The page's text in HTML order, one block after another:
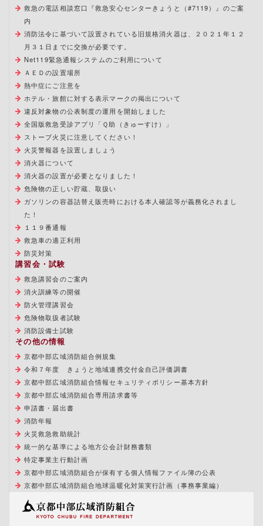
救急の電話相談窓口『救急安心センターきょうと（#7119）』のご案
内
消防法令に基づいて設置されている旧規格消火器は、２０２１年１２
月３１日までに交換が必要です。
Net119緊急通報システムのご利用について
ＡＥＤの設置場所
熱中症にご注意を
ホテル・旅館に対する表示マークの掲出について
違反対象物の公表制度の運用を開始しました
全国版救急受診アプリ「Ｑ助（きゅーすけ）」
ストーブ火災に注意してください！
火災警報器を設置しましょう
消火器について
消火器の設置が必要となりました！
危険物の正しい貯蔵、取扱い
ガソリンの容器詰替え販売時における本人確認等が義務化されまし
た！
１１９番通報
救急車の適正利用
防災対策
講習会・試験
救急講習会のご案内
消火訓練等の開催
防火管理講習会
危険物取扱者試験
消防設備士試験
その他の情報
京都中部広域消防組合例規集
令和７年度 きょうと地域連携交付金自己評価調書
京都中部広域消防組合情報セキュリティポリシー基本方針
京都中部広域消防組合専用請求書等
申請書・届出書
消防年報
火災救急救助統計
統一的な基準による地方公会計財務書類
特定事業主行動計画
京都中部広域消防組合が保有する個人情報ファイル簿の公表
京都中部広域消防組合地球温暖化対策実行計画（事務事業編）